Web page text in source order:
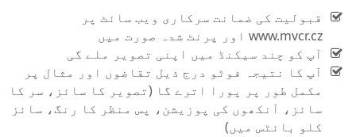
قبولیت کی ضمانت سرکاری ویب سائٹ پر
www.mvcr.cz اور پرنٹ شدہ صورت میں
آپ کو چند سیکنڈ میں اپنی تصویر ملے گی
آپ کا نتیجہ فوٹو درج ذیل تقاضوں اور مثال پر
مکمل طور پر پورا اترے گا (تصویر کا سائز، سر کا
سائز، آنکھوں کی پوزیشن، پس منظر کا رنگ، سائز
کلو بائٹس میں)